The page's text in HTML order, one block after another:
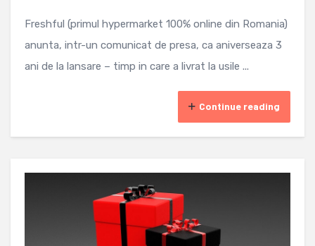
Freshful (primul hypermarket 100% online din Romania)
anunta, intr-un comunicat de presa, ca aniverseaza 3
ani de la lansare – timp in care a livrat la usile ...
Continue reading